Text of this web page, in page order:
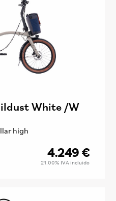
White /W
high
4.249 €
21.00% IVA incluido